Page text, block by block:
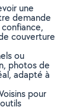
une
demande
couverture
ou
photos de
adapté à
pour